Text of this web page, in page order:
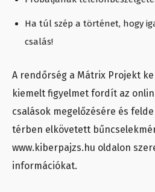
Ha túl szép a történet, hogy
csalás!
A rendőrség a Mátrix Projekt
kiemelt figyelmet fordít az
csalások megelőzésére és
térben elkövetett
www.kiberpajzs.hu oldalon
információkat.